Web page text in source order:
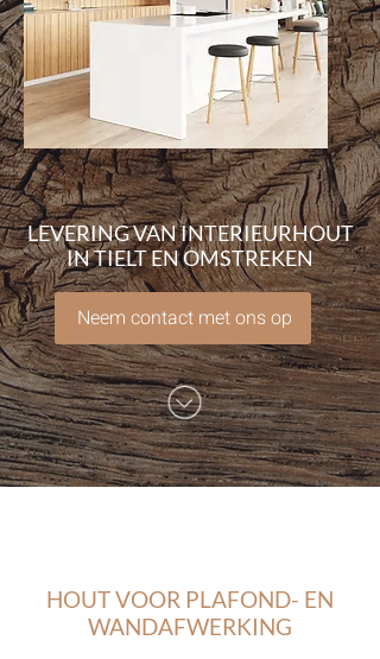
LEVERING VAN INTERIEURHOUT
IN TIELT EN OMSTREKEN
Neem contact met ons op
HOUT VOOR PLAFOND- EN
WANDAFWERKING